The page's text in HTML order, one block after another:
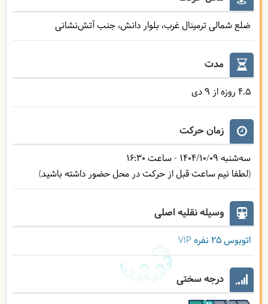
ضلع شمالی ترمینال غرب، بلوار دانش، جنب آتش‌نشانی
مدت
4.5 روزه از 9 دی
زمان حرکت
سه‌شنبه 1404/10/09 - ساعت 16:30
(لطفا نیم ساعت قبل از حرکت در محل حضور داشته باشید)
وسیله نقلیه اصلی
اتوبوس ۲۵ نفره VIP
درجه سختی